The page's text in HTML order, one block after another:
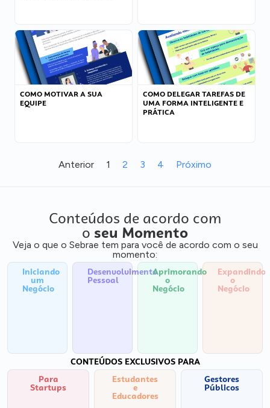
COMO MOTIVAR A SUA
EQUIPE
COMO DELEGAR TAREFAS DE
UMA FORMA INTELIGENTE E
PRÁTICA
Anterior 1 2 3 4 Próximo
Conteúdos de acordo com
o seu Momento
Veja o que o Sebrae tem para você de acordo com o seu
momento:
Iniciando
um
Negócio
Desenvolvimento
Pessoal
Aprimorando
o
Negócio
Expandindo
o
Negócio
CONTEÚDOS EXCLUSIVOS PARA
Para
Startups
Estudantes
e
Educadores
Gestores
Públicos